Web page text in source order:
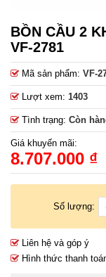
BỒN CẦU 2
VF-2781
Mã sản phẩm: VF-
Lượt xem: 1403
Tình trạng: Còn
Giá khuyến mãi:
8.707.000 ₫
Số lượng:
Liên hệ và góp ý
Hình thức thanh